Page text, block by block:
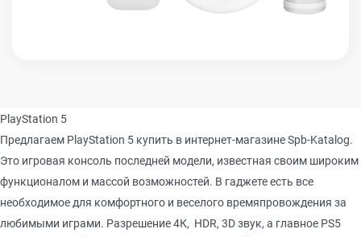
PlayStation 5
Предлагаем PlayStation 5 купить в интернет-магазине Spb-Katalog.
Это игровая консоль последней модели, известная своим широким
функционалом и массой возможностей. В гаджете есть все
необходимое для комфортного и веселого времяпровождения за
любимыми играми. Разрешение 4К, HDR, 3D звук, а главное PS5